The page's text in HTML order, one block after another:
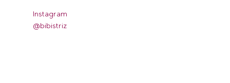
Instagram
@bibistriz